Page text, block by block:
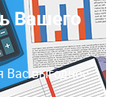
Вашего
Вас выгодное